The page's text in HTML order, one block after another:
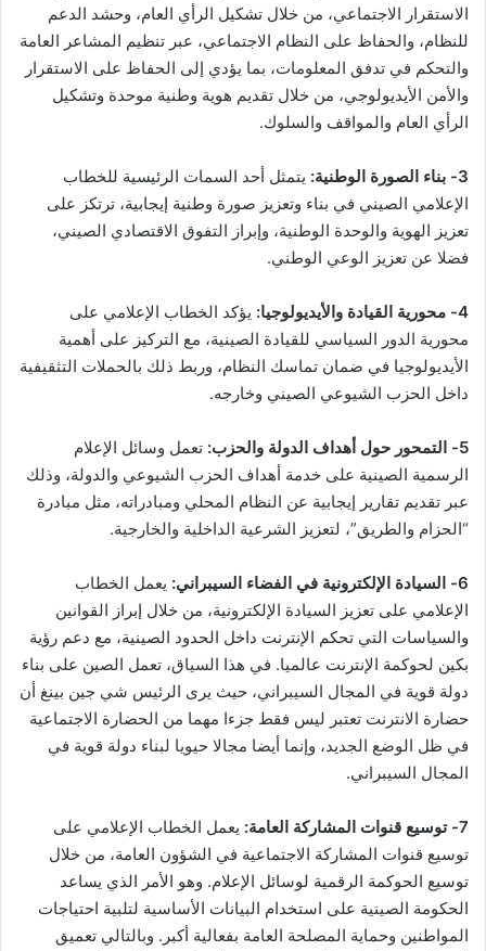
الاستقرار الاجتماعي، من خلال تشكيل الرأي العام، وحشد الدعم
للنظام، والحفاظ على النظام الاجتماعي، عبر تنظيم المشاعر العامة
والتحكم في تدفق المعلومات، بما يؤدي إلى الحفاظ على الاستقرار
والأمن الأيديولوجي، من خلال تقديم هوية وطنية موحدة وتشكيل
الرأي العام والمواقف والسلوك.
3- بناء الصورة الوطنية:
يتمثل أحد السمات الرئيسية للخطاب
الإعلامي الصيني في بناء وتعزيز صورة وطنية إيجابية، ترتكز على
تعزيز الهوية والوحدة الوطنية، وإبراز التفوق الاقتصادي الصيني،
فضلا عن تعزيز الوعي الوطني.
4- محورية القيادة والأيديولوجيا : يؤكد الخطاب الإعلامي على
محورية الدور السياسي للقيادة الصينية، مع التركيز على أهمية
الأيديولوجيا في ضمان تماسك النظام، وربط ذلك بالحملات التثقيفية
داخل الحزب الشيوعي الصيني وخارجه.
5- التمحور حول أهداف الدولة والحزب:
تعمل وسائل الإعلام
الرسمية الصينية على خدمة أهداف الحزب الشيوعي والدولة، وذلك
عبر تقديم تقارير إيجابية عن النظام المحلي ومبادراته، مثل مبادرة
“الحزام والطريق”، لتعزيز الشرعية الداخلية والخارجية.
6- السيادة الإلكترونية في الفضاء السيبراني:
يعمل الخطاب
الإعلامي على تعزيز السيادة الإلكترونية، من خلال إبراز القوانين
والسياسات التي تحكم الإنترنت داخل الحدود الصينية، مع دعم رؤية
بكين لحوكمة الإنترنت عالميا. في هذا السياق، تعمل الصين على بناء
دولة قوية في المجال السيبراني، حيث يرى الرئيس شي جين بينغ أن
حضارة الانترنت تعتبر ليس فقط جزءا مهما من الحضارة الاجتماعية
في ظل الوضع الجديد، وإنما أيضا مجالا حيويا لبناء دولة قوية في
المجال السيبراني.
7- توسيع قنوات المشاركة العامة:
يعمل الخطاب الإعلامي على
توسيع قنوات المشاركة الاجتماعية في الشؤون العامة، من خلال
توسيع الحوكمة الرقمية لوسائل الإعلام. وهو الأمر الذي يساعد
الحكومة الصينية على استخدام البيانات الأساسية لتلبية احتياجات
المواطنين وحماية المصلحة العامة بفعالية أكبر. وبالتالي تعميق